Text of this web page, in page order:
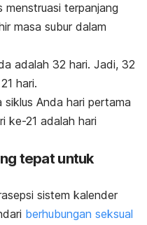
menstruasi terpanjang
masa subur dalam
adalah 32 hari. Jadi, 32
hari.
Anda hari pertama
ke-21 adalah hari
tepat untuk
sistem kalender
berhubungan seksual